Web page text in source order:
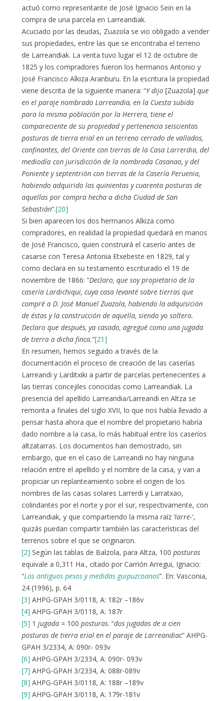
actuó como representante de José Ignacio Sein en la
compra de una parcela en Larreandiak.
Acuciado por las deudas, Zuazola se vio obligado a vender
sus propiedades, entre las que se encontraba el terreno
de Larreandiak. La venta tuvo lugar el 12 de octubre de
1825 y los compradores fueron los hermanos Antonio y
José Francisco Alkiza Aranburu. En la escritura la propiedad
viene descrita de la siguiente manera: “Y dijo [Zuazola] que
en el paraje nombrado Larreandia, en la Cuesta subida
para la misma población por la Herrera, tiene el
compareciente de su propiedad y pertenencia seiscientas
posturas de tierra erial en un terreno cerrado de vallados,
confinantes, del Oriente con tierras de la Casa Larrerdia, del
mediodía con jurisdicción de la nombrada Casanao, y del
Poniente y septentrión con tierras de la Casería Peruenia,
habiendo adquirido las quinientas y cuarenta posturas de
aquellas por compra hecha a dicha Ciudad de San
Sebastián”.[20]
Si bien aparecen los dos hermanos Alkiza como
compradores, en realidad la propiedad quedará en manos
de José Francisco, quien construirá el caserío antes de
casarse con Teresa Antonia Etxebeste en 1829, tal y
como declara en su testamento escriturado el 19 de
noviembre de 1866: “Declaro, que soy propietario de la
casería Lardichiqui, cuya casa levanté sobre tierras que
compré a D. José Manuel Zuazola, habiendo la adquisición
de éstas y la construcción de aquella, siendo yo soltero.
Declaro que después, ya casado, agregué como una jugada
de tierra a dicha finca.”[21]
En resumen, hemos seguido a través de la
documentación el proceso de creación de las caserías
Larreandi y Larditxiki a partir de parcelas pertenecientes a
las tierras concejiles conocidas como Larreandiak. La
presencia del apellido Larreandia/Larreandi en Altza se
remonta a finales del siglo XVII, lo que nos había llevado a
pensar hasta ahora que el nombre del propietario habría
dado nombre a la casa, lo más habitual entre los caseríos
altzatarras. Los documentos han demostrado, sin
embargo, que en el caso de Larreandi no hay ninguna
relación entre el apellido y el nombre de la casa, y van a
propiciar un replanteamiento sobre el origen de los
nombres de las casas solares Larrerdi y Larratxao,
colindantes por el norte y por el sur, respectivamente, con
Larreandiak, y que compartiendo la misma raíz ‘larre-‘,
quizás puedan compartir también las características del
terrenos sobre el que se originaron.
[2] Según las tablas de Balzola, para Altza, 100 posturas
equivale a 0,311 Ha., citado por Carrión Arregui, Ignacio:
“Los antiguos pesos y medidas guipuzcoanos”. En: Vasconia,
24 (1996), p. 64
[3] AHPG-GPAH 3/0118, A: 182r –186v
[4] AHPG-GPAH 3/0118, A: 187r
[5] 1 jugada = 100 posturas. “dos jugadas de a cien
posturas de tierra erial en el paraje de Larreandiac” AHPG-
GPAH 3/2334, A: 090r- 093v
[6] AHPG-GPAH 3/2334, A: 090r- 093v
[7] AHPG-GPAH 3/2334, A: 088r-089v
[8] AHPG-GPAH 3/0118, A: 188r –189v
[9] AHPG-GPAH 3/0118, A: 179r-181v